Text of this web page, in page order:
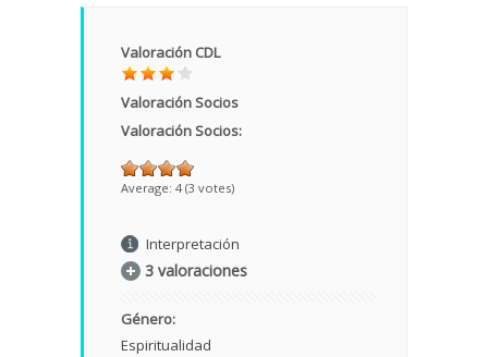
Valoración CDL
Valoración Socios
Valoración Socios:
Average: 4 (3 votes)
Interpretación
3 valoraciones
Género:
Espiritualidad